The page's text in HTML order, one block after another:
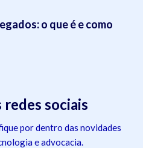
o que é e como
redes sociais
por dentro das novidades
e advocacia.